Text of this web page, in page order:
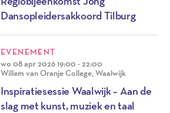
Dansopleidersakkoord Tilburg
EVENEMENT
wo 08 apr 202619:00 - 22:00
Willem van Oranje College, Waalwijk
Inspiratiesessie Waalwijk – Aan de
slag met kunst, muziek en taal